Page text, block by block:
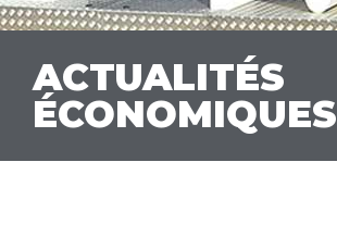
ACTUALITÉS
ÉCONOMIQUES